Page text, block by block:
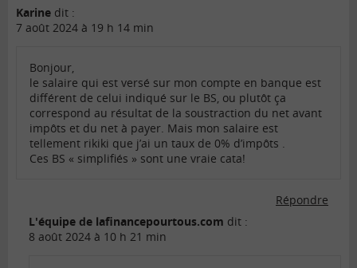
Karine dit :
7 août 2024 à 19 h 14 min
Bonjour,
le salaire qui est versé sur mon compte en banque est
différent de celui indiqué sur le BS, ou plutôt ça
correspond au résultat de la soustraction du net avant
impôts et du net à payer. Mais mon salaire est
tellement rikiki que j’ai un taux de 0% d’impôts .
Ces BS « simplifiés » sont une vraie cata!
Répondre
L'équipe de lafinancepourtous.com dit :
8 août 2024 à 10 h 21 min